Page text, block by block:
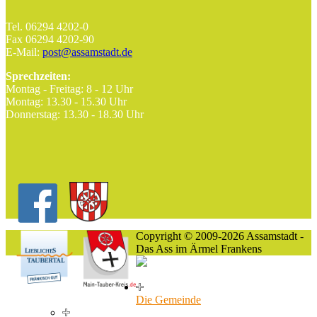
Tel. 06294 4202-0
Fax 06294 4202-90
E-Mail: post@assamstadt.de
Sprechzeiten:
Montag - Freitag: 8 - 12 Uhr
Montag: 13.30 - 15.30 Uhr
Donnerstag: 13.30 - 18.30 Uhr
Copyright © 2009-2026 Assamstadt -
Das Ass im Ärmel Frankens
Die Gemeinde